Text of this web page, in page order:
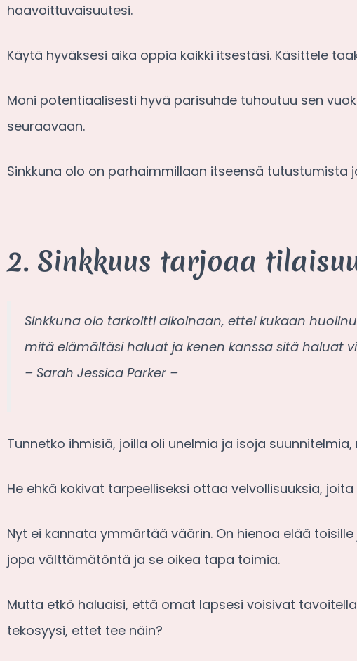
haavoittuvaisuutesi.
Käytä hyväksesi aika oppia kaikki itsestäsi. Käsittele
Moni potentiaalisesti hyvä parisuhde tuhoutuu sen
seuraavaan.
Sinkkuna olo on parhaimmillaan itseensä tutustumista
2. Sinkkuus tarjoaa
Sinkkuna olo tarkoitti aikoinaan, ettei kukaan
mitä elämältäsi haluat ja kenen kanssa sitä haluat
– Sarah Jessica Parker –
Tunnetko ihmisiä, joilla oli unelmia ja isoja
He ehkä kokivat tarpeelliseksi ottaa velvollisuuksia,
Nyt ei kannata ymmärtää väärin. On hienoa elää
jopa välttämätöntä ja se oikea tapa toimia.
Mutta etkö haluaisi, että omat lapsesi voisivat
tekosyysi, ettet tee näin?